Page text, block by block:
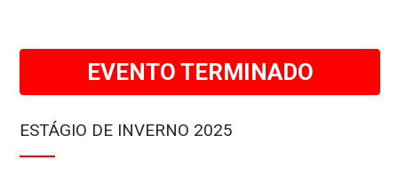
Inscrições
Documentos
EVENTO TERMINADO
ESTÁGIO DE INVERNO 2025